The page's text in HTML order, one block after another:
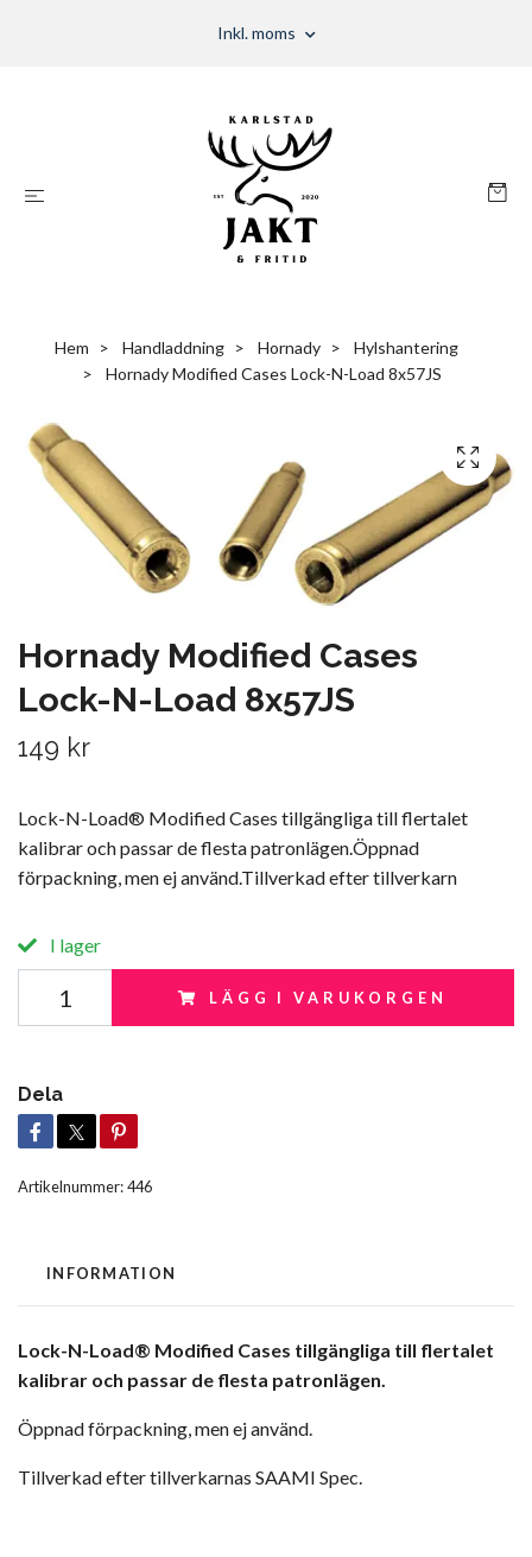
Inkl. moms
Hem Handladdning Hornady
Hylshantering
Hornady Modified Cases Lock-N-Load 8x57JS
Hornady Modified Cases
Lock-N-Load 8x57JS
149 kr
Lock-N-Load® Modified Cases tillgängliga till flertalet
kalibrar och passar de flesta patronlägen.Öppnad
förpackning, men ej använd.Tillverkad efter tillverkarn
I lager
LÄGG I VARUKORGEN
Dela
Artikelnummer:446
INFORMATION
Lock-N-Load® Modified Cases tillgängliga till flertalet
kalibrar och passar de flesta patronlägen.
Öppnad förpackning, men ej använd.
Tillverkad efter tillverkarnas SAAMI Spec.